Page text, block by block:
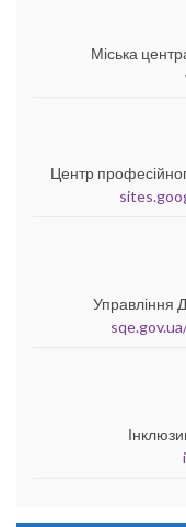
Міська
Центр
Управління